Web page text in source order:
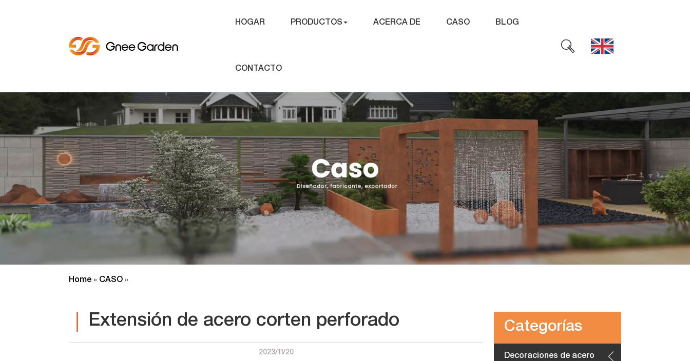
HOGAR PRODUCTOS ACERCA DE CASO BLOG
CONTACTO
Home » CASO »
Extensión de acero corten perforado
2023/11/20
Categorías
Decoraciones de acero